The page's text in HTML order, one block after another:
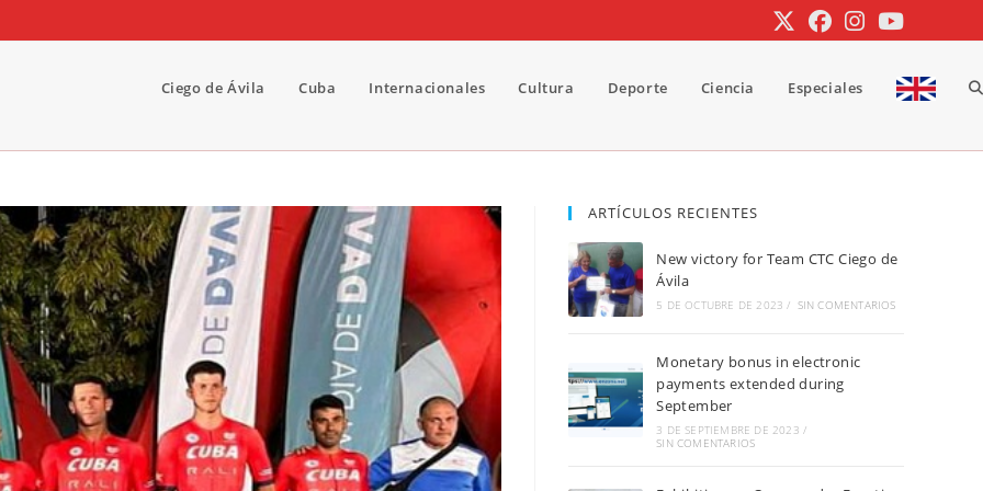
Ciego de Ávila Cuba Internacionales Cultura Deporte Ciencia Especiales
ARTÍCULOS RECIENTES
New victory for Team CTC Ciego de
Ávila
5 DE OCTUBRE DE 2023 / SIN COMENTARIOS
Monetary bonus in electronic
payments extended during
September
3 DE SEPTIEMBRE DE 2023 /
SIN COMENTARIOS